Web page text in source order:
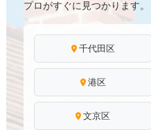
プロがすぐに見つかります。
千代田区
港区
文京区